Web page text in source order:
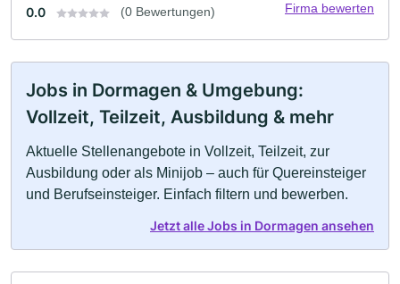
0.0 (0 Bewertungen) Firma bewerten
Jobs in Dormagen & Umgebung:
Vollzeit, Teilzeit, Ausbildung & mehr
Aktuelle Stellenangebote in Vollzeit, Teilzeit, zur
Ausbildung oder als Minijob – auch für Quereinsteiger
und Berufseinsteiger. Einfach filtern und bewerben.
Jetzt alle Jobs in Dormagen ansehen